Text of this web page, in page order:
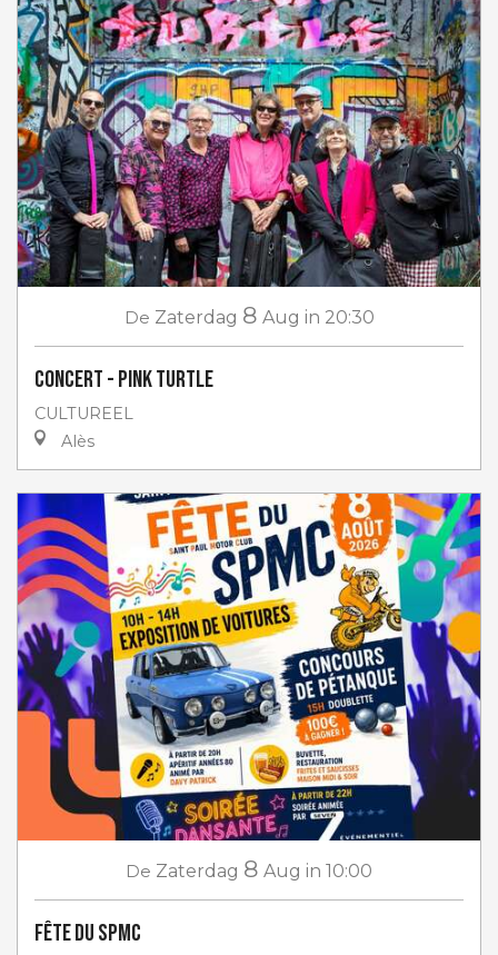
De Zaterdag 8 Aug in 20:30
Concert - Pink Turtle
CULTUREEL
Alès
De Zaterdag 8 Aug in 10:00
Fête du SPMC